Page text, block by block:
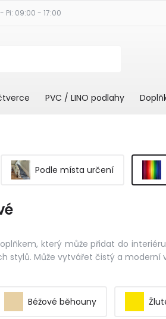
Pi: 09:00 - 17:00
PVC / LINO podlahy
Podle místa určení
který může přidat do
stylů. Může vytvářet čistý a
Béžové běhouny